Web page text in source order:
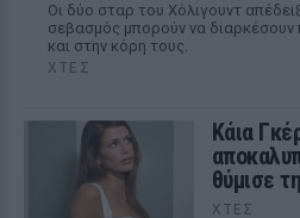
Οι δύο σταρ του Χόλιγουντ
σεβασμός μπορούν να
και στην κόρη τους.
ΧΤΕΣ
Κάια
θύμισε
ΧΤΕΣ